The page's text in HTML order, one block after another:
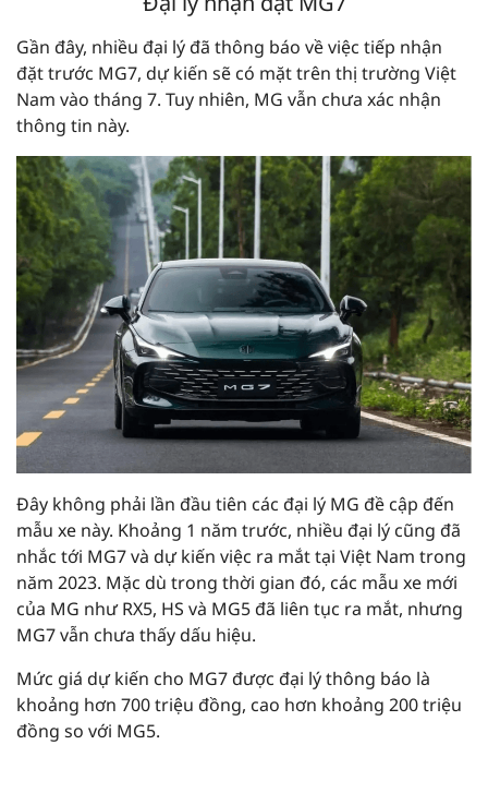
Gần đây, nhiều đại lý đã thông báo về việc tiếp nhận
đặt trước MG7, dự kiến sẽ có mặt trên thị trường Việt
Nam vào tháng 7. Tuy nhiên, MG vẫn chưa xác nhận
thông tin này.
Đây không phải lần đầu tiên các đại lý MG đề cập đến
mẫu xe này. Khoảng 1 năm trước, nhiều đại lý cũng đã
nhắc tới MG7 và dự kiến việc ra mắt tại Việt Nam trong
năm 2023. Mặc dù trong thời gian đó, các mẫu xe mới
của MG như RX5, HS và MG5 đã liên tục ra mắt, nhưng
MG7 vẫn chưa thấy dấu hiệu.
Mức giá dự kiến cho MG7 được đại lý thông báo là
khoảng hơn 700 triệu đồng, cao hơn khoảng 200 triệu
đồng so với MG5.